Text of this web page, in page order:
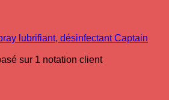
lubrifiant, désinfectant Captain
sur 1 notation client